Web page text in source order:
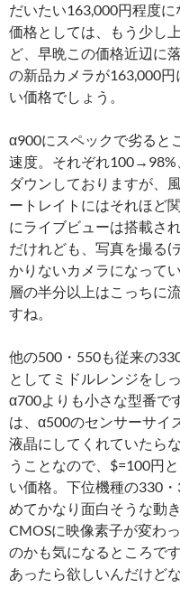
だいたい163,000円程度
価格としては、もう少し
ど、早晩この価格近辺に
の新品カメラが163,000
い価格でしょう。
α900にスペックで劣ると
速度。それぞれ
ダウンしておりますが、
ートレイトにはそれほど
にライブビューは搭載さ
だけれども、写真を撮る(
かりないカメラになって
層の半分以上はこっちに
すね。
他の500・550も従来の
としてミドルレンジをし
α700よりも小さな型番で
は、α500のセンサーサイ
液晶にしてくれていたら
うことなので、$=100円
い価格。下位機種の330
めてかなり面白そうな動
CMOSに映像素子が変わ
のかも気になるところで
あったら欲しいんだけど